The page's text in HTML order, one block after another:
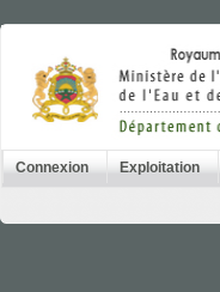
Connexion Exploitation